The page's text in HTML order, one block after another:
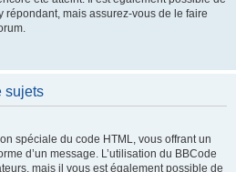
répondant, mais assurez-vous de le faire
sujets
spéciale du code HTML, vous offrant un
d’un message. L’utilisation du BBCode
mais il vous est également possible de